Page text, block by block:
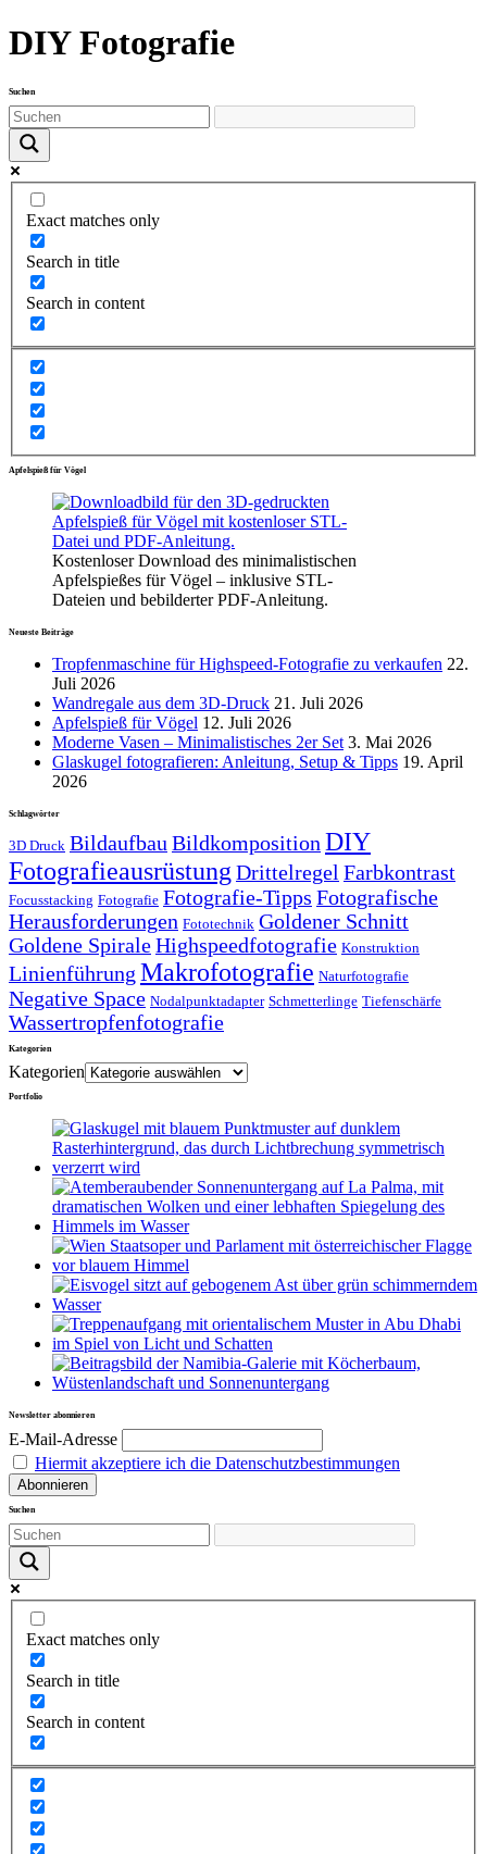
DIY Fotografie
Suchen
Exact matches only
Search in title
Search in content
Apfelspieß für Vögel
Kostenloser Download des minimalistischen
Apfelspießes für Vögel – inklusive STL-
Dateien und bebilderter PDF-Anleitung.
Neueste Beiträge
Tropfenmaschine für Highspeed-Fotografie zu verkaufen 22.
Juli 2026
Wandregale aus dem 3D-Druck 21. Juli 2026
Apfelspieß für Vögel 12. Juli 2026
Moderne Vasen – Minimalistisches 2er Set 3. Mai 2026
Glaskugel fotografieren: Anleitung, Setup & Tipps 19. April
2026
Schlagwörter
3D Druck Bildaufbau Bildkomposition DIY
Fotografieausrüstung Drittelregel Farbkontrast
Focusstacking Fotografie Fotografie-Tipps Fotografische
Herausforderungen Fototechnik Goldener Schnitt
Goldene SpiraleHighspeedfotografie Konstruktion
Linienführung Makrofotografie Naturfotografie
Negative Space Nodalpunktadapter Schmetterlinge Tiefenschärfe
Wassertropfenfotografie
Kategorien
Kategorien
Portfolio
Newsletter abonnieren
E-Mail-Adresse
Hiermit akzeptiere ich die Datenschutzbestimmungen
Suchen
Exact matches only
Search in title
Search in content